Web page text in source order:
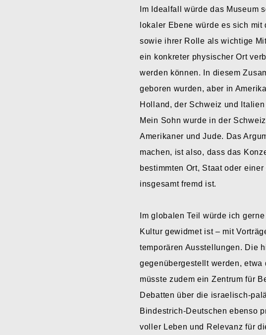
Im Idealfall würde das Museum
lokaler Ebene würde es sich
sowie ihrer Rolle als wichtige
ein konkreter physischer Ort
werden können. In diesem
geboren wurden, aber in
Holland, der Schweiz und
Mein Sohn wurde in der
Amerikaner und Jude. Das
machen, ist also, dass das
bestimmten Ort, Staat oder
insgesamt fremd ist.
Im globalen Teil würde ich
Kultur gewidmet ist – mit
temporären Ausstellungen. Die
gegenübergestellt werden,
müsste zudem ein Zentrum für
Debatten über die israelisch-
Bindestrich-Deutschen ebenso
voller Leben und Relevanz für